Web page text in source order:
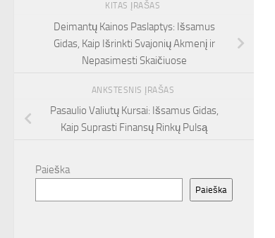
KITAS ĮRAŠAS
Deimantų Kainos Paslaptys: Išsamus
Gidas, Kaip Išrinkti Svajonių Akmenį ir
Nepasimesti Skaičiuose
ANKSTESNIS ĮRAŠAS
Pasaulio Valiutų Kursai: Išsamus Gidas,
Kaip Suprasti Finansų Rinkų Pulsą
Paieška
Paieška